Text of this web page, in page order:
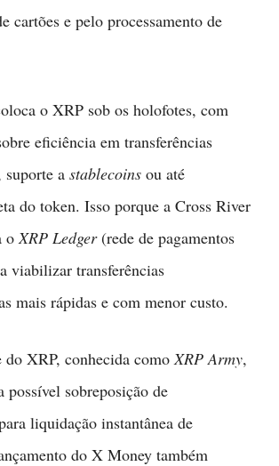
cartões e pelo processamento de
o XRP sob os holofotes, com
eficiência em transferências
a stablecoins ou até
do token. Isso porque a Cross River
o XRP Ledger(rede de pagamentos
viabilizar transferências
mais rápidas e com menor custo.
XRP, conhecida como XRP Army,
possível sobreposição de
liquidação instantânea de
do X Money também